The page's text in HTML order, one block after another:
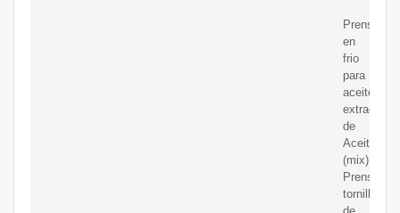
Prensa
en
frio
para
aceite.
extractor
de
Aceite
(mix).
Prensa
tornillo